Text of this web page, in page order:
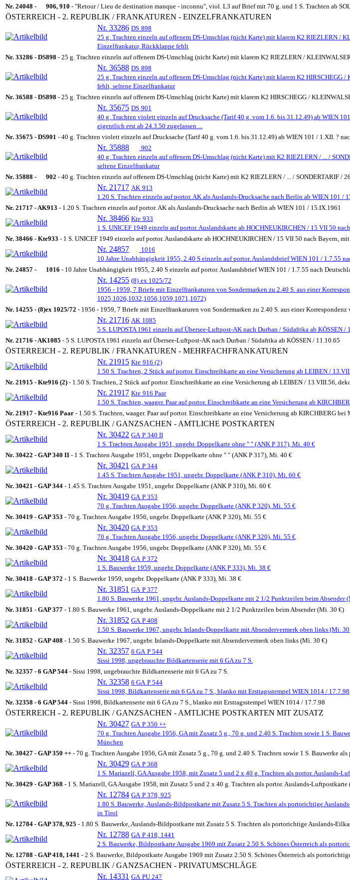
Nr. 24048 - 906, 910 - "Retour / Lieu de destination manque - inconnu", viol. L3 auf Brief mit 70 g. und 1 S. Trachten ab
ÖSTERREICH - 2. REPUBLIK / FRANKATUREN - EINZELFRANKATUREN
Nr. 33286 DS 898
25 g. Trachten einzeln auf offenem DS-Umschlag (nicht Karte) mit klarem K2 RIEZLERN /
Einzelfrankatur, Rückklappe fehlt
Nr. 33286 - DS898 - 25 g. Trachten einzeln auf offenem DS-Umschlag (nicht Karte) mit klarem K2 RIEZLERN /
Nr. 36588 DS 898
25 g. Trachten einzeln auf offenem DS-Umschlag (nicht Karte) mit klarem K2 HIRSCHEGG
fehlt, seltene Einzelfrankatur
Nr. 36588 - DS898 - 25 g. Trachten einzeln auf offenem DS-Umschlag (nicht Karte) mit klarem K2 HIRSCHEGG /
Nr. 35675 DS 901
40 g. Trachten violett einzeln auf Drucksache (Tarif 40 g. vom 1.6. bis 31.12.49) ab WIEN
eigentlich erst ab 24.3.50 zugelassen ...
Nr. 35675 - DS901 - 40 g. Trachten violett einzeln auf Drucksache (Tarif 40 g. vom 1.6. bis 31.12.49) ab WIEN 101 / 1.XII. ?
Nr. 35888
902
40 g. Trachten einzeln auf offenem DS-Umschlag (nicht Karte) mit K2 RIEZLERN / ... /
seltene Einzelfrankatur
Nr. 35888 - 902 - 40 g. Trachten einzeln auf offenem DS-Umschlag (nicht Karte) mit K2 RIEZLERN / ... / SONDERTARIF /
Nr. 21717 AK 913
1.20 S. Trachten einzeln auf portor. AK als Auslands-Drucksache nach Berlin ab WIEN 101 /
Nr. 21717 -AK913 - 1.20 S. Trachten einzeln auf portor. AK als Auslands-Drucksache nach Berlin ab WIEN 101 / 15.IX.1961
Nr. 38466 Kte 933
1 S. UNICEF 1949 einzeln auf portor. Auslandskarte ab HOCHNEUKIRCHEN / 15 VII 50
Nr. 38466 - Kte933 - 1 S. UNICEF 1949 einzeln auf portor. Auslandskarte ab HOCHNEUKIRCHEN / 15 VII 50 nach Bayern,
Nr. 24857
1016
10 Jahre Unabhängigkeit 1955, 2.40 S einzeln auf portor. Auslandsbrief WIEN 101 / 1.7.55
Nr. 24857 - 1016 - 10 Jahre Unabhängigkeit 1955, 2.40 S einzeln auf portor. Auslandsbrief WIEN 101 / 1.7.55 nach
Nr. 14255 (8) ex 1025/72
1956 - 1959, 7 Briefe mit Einzelfrankaturen von Sondermarken zu 2.40 S. aus einer
1025,1026,1032,1056,1059,1071,1072)
Nr. 14255 - (8)ex 1025/72 - 1956 - 1959, 7 Briefe mit Einzelfrankaturen von Sondermarken zu 2.40 S. aus einer
Nr. 21716 AK 1085
5 S. LUPOSTA 1961 einzeln auf Übersee-Luftpost-AK nach Durban / Südafrika ab KÖSSEN /
Nr. 21716 -AK1085 - 5 S. LUPOSTA 1961 einzeln auf Übersee-Luftpost-AK nach Durban / Südafrika ab KÖSSEN / 11.10.65
ÖSTERREICH - 2. REPUBLIK / FRANKATUREN - MEHRFACHFRANKATUREN
Nr. 21915 Kte 916 (2)
1.50 S. Trachten, 2 Stück auf portor. Einschreibkarte an eine Versicherung ab LEIBEN /
Nr. 21915 - Kte916 (2) - 1.50 S. Trachten, 2 Stück auf portor. Einschreibkarte an eine Versicherung ab LEIBEN / 13.VIII.56,
Nr. 21917 Kte 916 Paar
1.50 S. Trachten, waager. Paar auf portor. Einschreibkarte an eine Versicherung ab
Nr. 21917 - Kte916 Paar - 1.50 S. Trachten, waager. Paar auf portor. Einschreibkarte an eine Versicherung ab KIRCHBERG
ÖSTERREICH - 2. REPUBLIK / GANZSACHEN - AMTLICHE POSTKARTEN
Nr. 30422 GA P 340 II
1 S. Trachten Ausgabe 1951, ungebr. Doppelkarte ohne " " (ANK P 317), Mi. 40 €
Nr. 30422 - GAP 340 II - 1 S. Trachten Ausgabe 1951, ungebr. Doppelkarte ohne " " (ANK P 317), Mi. 40 €
Nr. 30421 GA P 344
1.45 S. Trachten Ausgabe 1951, ungebr. Doppelkarte (ANK P 310), Mi. 60 €
Nr. 30421 - GAP 344 - 1.45 S. Trachten Ausgabe 1951, ungebr. Doppelkarte (ANK P 310), Mi. 60 €
Nr. 30419 GA P 353
70 g. Trachten Ausgabe 1956, ungebr. Doppelkarte (ANK P 320), Mi. 55 €
Nr. 30419 - GAP 353 - 70 g. Trachten Ausgabe 1956, ungebr. Doppelkarte (ANK P 320), Mi. 55 €
Nr. 30420 GA P 353
70 g. Trachten Ausgabe 1956, ungebr. Doppelkarte (ANK P 320), Mi. 55 €
Nr. 30420 - GAP 353 - 70 g. Trachten Ausgabe 1956, ungebr. Doppelkarte (ANK P 320), Mi. 55 €
Nr. 30418 GA P 372
1 S. Bauwerke 1959, ungebr. Doppelkarte (ANK P 333), Mi. 38 €
Nr. 30418 - GAP 372 - 1 S. Bauwerke 1959, ungebr. Doppelkarte (ANK P 333), Mi. 38 €
Nr. 31851 GA P 377
1.80 S. Bauwerke 1961, ungebr. Auslands-Doppelkarte mit 2 1/2 Punktzeilen beim Absender
Nr. 31851 - GAP 377 - 1.80 S. Bauwerke 1961, ungebr. Auslands-Doppelkarte mit 2 1/2 Punktzeilen beim Absender (Mi. 30 €)
Nr. 31852 GA P 408
1.50 S. Bauwerke 1967, ungebr. Inlands-Doppelkarte mit Absendervermerk oben links (Mi.
Nr. 31852 - GAP 408 - 1.50 S. Bauwerke 1967, ungebr. Inlands-Doppelkarte mit Absendervermerk oben links (Mi. 30 €)
Nr. 32357 6 GA P 544
Sissi 1998, ungebrauchte Bildkartenserie mit 6 GA zu 7 S.
Nr. 32357 - 6 GAP 544 - Sissi 1998, ungebrauchte Bildkartenserie mit 6 GA zu 7 S.
Nr. 32358 6 GA P 544
Sissi 1998, Bildkartenserie mit 6 GA zu 7 S., blanko mit Ersttagsstempel WIEN 1014 / 17.7.98
Nr. 32358 - 6 GAP 544 - Sissi 1998, Bildkartenserie mit 6 GA zu 7 S., blanko mit Ersttagsstempel WIEN 1014 / 17.7.98
ÖSTERREICH - 2. REPUBLIK / GANZSACHEN - AMTLICHE POSTKARTEN MIT ZUSATZ
Nr. 30427 GA P 350 ++
70 g. Trachten Ausgabe 1956, GA mit Zusatz 5 g., 70 g. und 2.40 S. Trachten sowie 1 S.
München
Nr. 30427 - GAP 350 ++ - 70 g. Trachten Ausgabe 1956, GA mit Zusatz 5 g., 70 g. und 2.40 S. Trachten sowie 1 S. Bauwerke
Nr. 30429 GA P 368
1 S. Mariazell, GA Ausgabe 1958, mit Zusatz 5 und 2 x 40 g. Trachten als portor. Auslands-
Nr. 30429 - GAP 368 - 1 S. Mariazell, GA Ausgabe 1958, mit Zusatz 5 und 2 x 40 g. Trachten als portor. Auslands-
Nr. 12784 GA P 378, 925
1.80 S. Bauwerke, Auslands-Bildpostkarte mit Zusatz 5 S. Trachten als portorichtige
in Tirol
Nr. 12784 - GAP 378, 925 - 1.80 S. Bauwerke, Auslands-Bildpostkarte mit Zusatz 5 S. Trachten als portorichtige Auslands-
Nr. 12788 GA P 418, 1441
2 S. Bauwerke, Bildpostkarte Ausgabe 1969 mit Zusatz 2.50 S. Schönes Österreich als
Nr. 12788 - GAP 418, 1441 - 2 S. Bauwerke, Bildpostkarte Ausgabe 1969 mit Zusatz 2.50 S. Schönes Österreich als
ÖSTERREICH - 2. REPUBLIK / GANZSACHEN - PRIVATUMSCHLÄGE
Nr. 14331 GA PU 247